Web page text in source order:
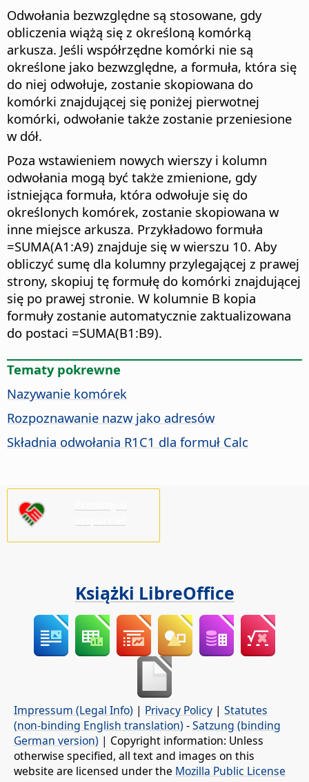
Odwołania bezwzględne są stosowane, gdy
obliczenia wiążą się z określoną komórką
arkusza. Jeśli współrzędne komórki nie są
określone jako bezwzględne, a formuła, która się
do niej odwołuje, zostanie skopiowana do
komórki znajdującej się poniżej pierwotnej
komórki, odwołanie także zostanie przeniesione
w dół.
Poza wstawieniem nowych wierszy i kolumn
odwołania mogą być także zmienione, gdy
istniejąca formuła, która odwołuje się do
określonych komórek, zostanie skopiowana w
inne miejsce arkusza. Przykładowo formuła
=SUMA(A1:A9) znajduje się w wierszu 10. Aby
obliczyć sumę dla kolumny przylegającej z prawej
strony, skopiuj tę formułę do komórki znajdującej
się po prawej stronie. W kolumnie B kopia
formuły zostanie automatycznie zaktualizowana
do postaci =SUMA(B1:B9).
Tematy pokrewne
Nazywanie komórek
Rozpoznawanie nazw jako adresów
Składnia odwołania R1C1 dla formuł Calc
Książki LibreOffice
Impressum (Legal Info) | Privacy Policy | Statutes
(non-binding English translation) -Satzung (binding
German version) | Copyright information: Unless
otherwise specified, all text and images on this
website are licensed under the Mozilla Public License